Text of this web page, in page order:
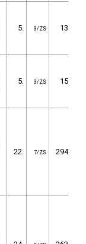
5. 3/ZS 13.90
5. 3/ZS 15.40
22. 7/ZS 294.10